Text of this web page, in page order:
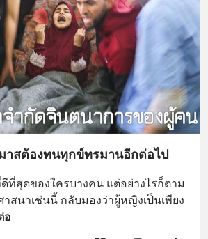
าสต้องทนทุกข์ทรมานอีกต่อไป
ที่สุดของใครบางคน แต่อย่างไรก็ตาม
าสนาเช่นนี้ กลับมองว่าผู้หญิงเป็นเพียง
อ